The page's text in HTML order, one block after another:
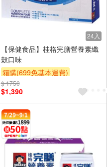
24入
【保健食品】桂格完膳營養素纖
穀口味
箱購(699免基本運費)
贈OPENPOINT
$ 1750
$1,390